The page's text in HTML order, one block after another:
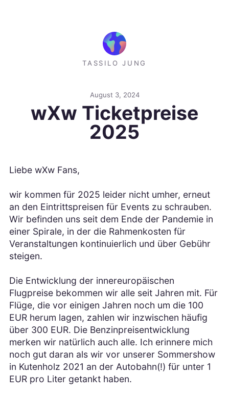
TASSILO JUNG
August 3, 2024
wXw Ticketpreise
2025
Liebe wXw Fans,
wir kommen für 2025 leider nicht umher, erneut
an den Eintrittspreisen für Events zu schrauben.
Wir befinden uns seit dem Ende der Pandemie in
einer Spirale, in der die Rahmenkosten für
Veranstaltungen kontinuierlich und über Gebühr
steigen.
Die Entwicklung der innereuropäischen
Flugpreise bekommen wir alle seit Jahren mit. Für
Flüge, die vor einigen Jahren noch um die 100
EUR herum lagen, zahlen wir inzwischen häufig
über 300 EUR. Die Benzinpreisentwicklung
merken wir natürlich auch alle. Ich erinnere mich
noch gut daran als wir vor unserer Sommershow
in Kutenholz 2021 an der Autobahn(!) für unter 1
EUR pro Liter getankt haben.